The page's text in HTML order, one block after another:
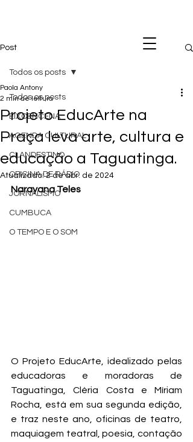
Post
Todos os posts
EIXOENCENA
AGENDA CULTURAL
CLANDESTINO
OFICINA DE RÁDIO
JORNALISMO
CUMBUCA
O TEMPO E O SOM
Todos os posts
Projeto EducArte na
Praça leva arte, cultura e
educação a Taguatinga.
Paola Antony
2 min de leitura
Atualizado:2 de abr. de 2024
Narayana Teles
O Projeto EducArte, idealizado pelas
educadoras e moradoras de
Taguatinga, Cléria Costa e Míriam
Rocha, está em sua segunda edição,
e traz neste ano, oficinas de teatro,
maquiagem teatral, poesia, contação